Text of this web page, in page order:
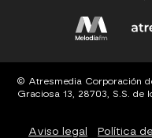
© Atresmedia Corporación
Graciosa 13, 28703, S.S. de
Aviso legal Política